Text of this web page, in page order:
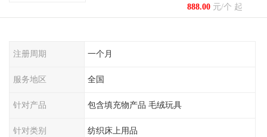
888.00元/个 起
注册周期 一个月
服务地区 全国
针对产品 包含填充物产品 毛绒玩具
针对类别 纺织床上用品